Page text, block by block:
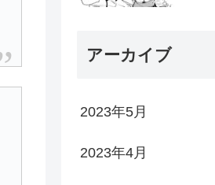
アーカイブ
2023年5月
2023年4月